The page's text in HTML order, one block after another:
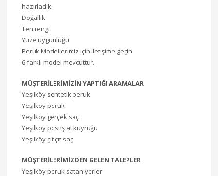
hazırladık.
Doğallık
Ten rengi
Yüze uygunluğu
Peruk Modellerimiz için iletişime geçin
6 farklı model mevcuttur.
MÜŞTERİLERİMİZİN YAPTIĞI ARAMALAR
Yeşilköy sentetik peruk
Yeşilköy peruk
Yeşilköy gerçek saç
Yeşilköy postiş at kuyruğu
Yeşilköy çıt çıt saç
MÜŞTERİLERİMİZDEN GELEN TALEPLER
Yeşilköy peruk satan yerler